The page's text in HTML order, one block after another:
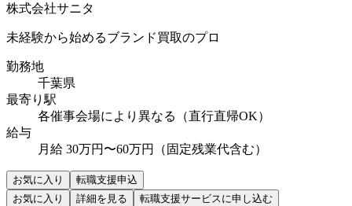
株式会社サニタ
未経験から始めるブランド買取のプロ
勤務地
千葉県
最寄り駅
各催事会場により異なる（直行直帰OK）
給与
月給 30万円〜60万円（固定残業代含む）
お気に入り
転職支援申込
お気に入り
詳細を見る 転職支援サービスに申し込む